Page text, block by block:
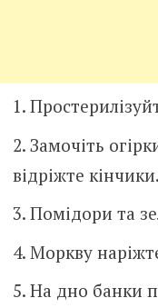
Замочіть
відріжте кінчики.
Помідори та
Моркву
На дно банки